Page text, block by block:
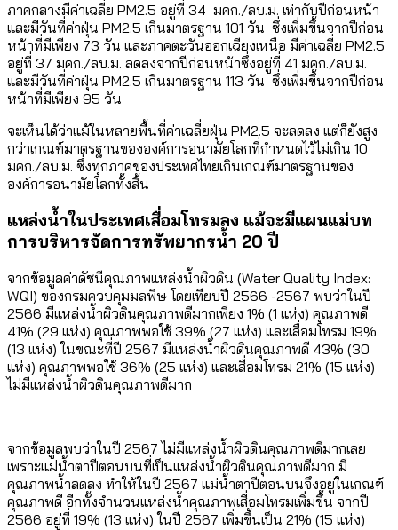
ภาคกลางมีค่าเฉลี่ย PM2.5 อยู่ที่ 34 มคก./ลบ.ม. เท่ากับปีก่อนหน้า
และมีวันที่ค่าฝุ่น PM2.5 เกินมาตรฐาน 101 วัน ซึ่งเพิ่มขึ้นจากปีก่อน
หน้าที่มีเพียง 73 วัน และภาคตะวันออกเฉียงเหนือ มีค่าเฉลี่ย PM2.5
อยู่ที่ 37 มคก./ลบ.ม. ลดลงจากปีก่อนหน้าซึ่งอยู่ที่ 41 มคก./ลบ.ม.
และมีวันที่ค่าฝุ่น PM2.5 เกินมาตรฐาน 113 วัน ซึ่งเพิ่มขึ้นจากปีก่อน
หน้าที่มีเพียง 95 วัน
จะเห็นได้ว่าแม้ในหลายพื้นที่ค่าเฉลี่ยฝุ่น PM2.5 จะลดลง แต่ก็ยังสูง
กว่าเกณฑ์มาตรฐานขององค์การอนามัยโลกที่กำหนดไว้ไม่เกิน 10
มคก./ลบ.ม. ซึ่งทุกภาคของประเทศไทยเกินเกณฑ์มาตรฐานของ
องค์การอนามัยโลกทั้งสิ้น
แหล่งน้ำในประเทศเสื่อมโทรมลง แม้จะมีแผนแม่บท
การบริหารจัดการทรัพยากรน้ำ 20 ปี
จากข้อมูลค่าดัชนีคุณภาพแหล่งน้ำผิวดิน (Water Quality Index:
WQI) ของกรมควบคุมมลพิษ โดยเทียบปี 2566 -2567 พบว่าในปี
2566 มีแหล่งน้ำผิวดินคุณภาพดีมากเพียง 1% (1 แห่ง) คุณภาพดี
41% (29 แห่ง) คุณภาพพอใช้ 39% (27 แห่ง) และเสื่อมโทรม 19%
(13 แห่ง) ในขณะที่ปี 2567 มีแหล่งน้ำผิวดินคุณภาพดี 43% (30
แห่ง) คุณภาพพอใช้ 36% (25 แห่ง) และเสื่อมโทรม 21% (15 แห่ง)
ไม่มีแหล่งน้ำผิวดินคุณภาพดีมาก
จากข้อมูลพบว่าในปี 2567 ไม่มีแหล่งน้ำผิวดินคุณภาพดีมากเลย
เพราะแม่น้ำตาปีตอนบนที่เป็นแหล่งน้ำผิวดินคุณภาพดีมาก มี
คุณภาพน้ำลดลง ทำให้ในปี 2567 แม่น้ำตาปีตอนบนจึงอยู่ในเกณฑ์
คุณภาพดี อีกทั้งจำนวนแหล่งน้ำคุณภาพเสื่อมโทรมเพิ่มขึ้น จากปี
2566 อยู่ที่ 19% (13 แห่ง) ในปี 2567 เพิ่มขึ้นเป็น 21% (15 แห่ง)